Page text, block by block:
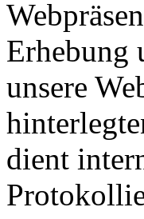
Erhebung
unsere
dient